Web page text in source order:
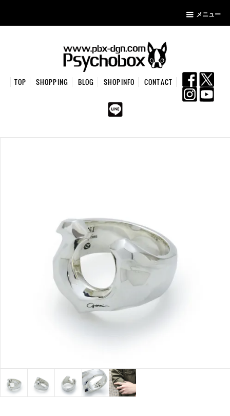
メニュー
TOP SHOPPING BLOG SHOPINFO CONTACT